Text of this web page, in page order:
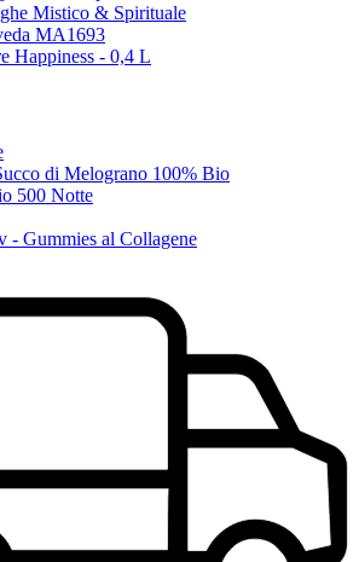
Mistico & Spirituale
MA1693
Happiness - 0,4 L
di Melograno 100% Bio
500 Notte
- Gummies al Collagene